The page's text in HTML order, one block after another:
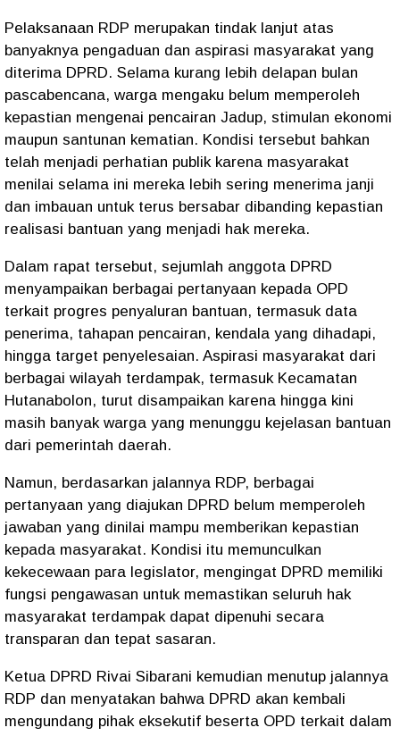
Pelaksanaan RDP merupakan tindak lanjut atas
banyaknya pengaduan dan aspirasi masyarakat yang
diterima DPRD. Selama kurang lebih delapan bulan
pascabencana, warga mengaku belum memperoleh
kepastian mengenai pencairan Jadup, stimulan ekonomi
maupun santunan kematian. Kondisi tersebut bahkan
telah menjadi perhatian publik karena masyarakat
menilai selama ini mereka lebih sering menerima janji
dan imbauan untuk terus bersabar dibanding kepastian
realisasi bantuan yang menjadi hak mereka.
Dalam rapat tersebut, sejumlah anggota DPRD
menyampaikan berbagai pertanyaan kepada OPD
terkait progres penyaluran bantuan, termasuk data
penerima, tahapan pencairan, kendala yang dihadapi,
hingga target penyelesaian. Aspirasi masyarakat dari
berbagai wilayah terdampak, termasuk Kecamatan
Hutanabolon, turut disampaikan karena hingga kini
masih banyak warga yang menunggu kejelasan bantuan
dari pemerintah daerah.
Namun, berdasarkan jalannya RDP, berbagai
pertanyaan yang diajukan DPRD belum memperoleh
jawaban yang dinilai mampu memberikan kepastian
kepada masyarakat. Kondisi itu memunculkan
kekecewaan para legislator, mengingat DPRD memiliki
fungsi pengawasan untuk memastikan seluruh hak
masyarakat terdampak dapat dipenuhi secara
transparan dan tepat sasaran.
Ketua DPRD Rivai Sibarani kemudian menutup jalannya
RDP dan menyatakan bahwa DPRD akan kembali
mengundang pihak eksekutif beserta OPD terkait dalam